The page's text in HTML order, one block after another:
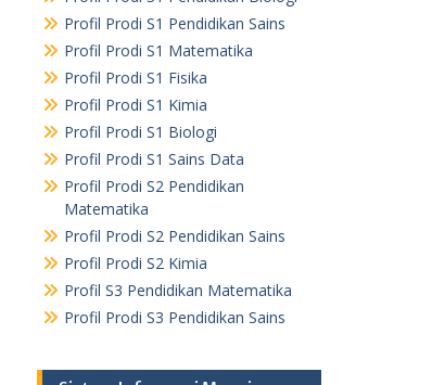
Profil Prodi S1 Pendidikan Sains
Profil Prodi S1 Matematika
Profil Prodi S1 Fisika
Profil Prodi S1 Kimia
Profil Prodi S1 Biologi
Profil Prodi S1 Sains Data
Profil Prodi S2 Pendidikan
Matematika
Profil Prodi S2 Pendidikan Sains
Profil Prodi S2 Kimia
Profil S3 Pendidikan Matematika
Profil Prodi S3 Pendidikan Sains